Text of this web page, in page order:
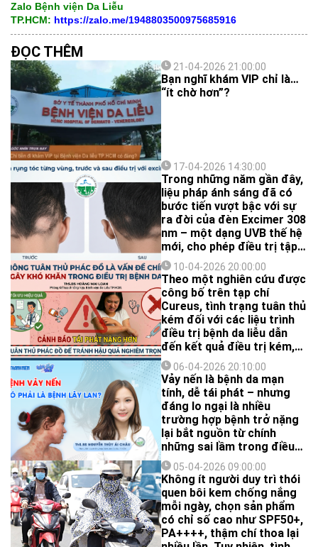
Zalo Bệnh viện Da Liễu
TP.HCM: https://zalo.me/1948803500975685916
ĐỌC THÊM
21-04-2026 21:00:00
Bạn nghĩ khám VIP chỉ là…
“ít chờ hơn”?
17-04-2026 14:30:00
Trong những năm gần đây,
liệu pháp ánh sáng đã có
bước tiến vượt bậc với sự
ra đời của đèn Excimer 308
nm – một dạng UVB thế hệ
mới, cho phép điều trị tập
trung chính xác vào vùng
da bệnh, nâng cao hiệu quả
và hạn chế tác dụng phụ.
10-04-2026 20:00:00
Theo một nghiên cứu được
công bố trên tạp chí
Cureus, tình trạng tuân thủ
kém đối với các liệu trình
điều trị bệnh da liễu dẫn
đến kết quả điều trị kém,
điều trị không hiệu quả và
giảm chất lượng cuộc sống
của người bệnh.
06-04-2026 20:10:00
Vảy nến là bệnh da mạn
tính, dễ tái phát – nhưng
đáng lo ngại là nhiều
trường hợp bệnh trở nặng
lại bắt nguồn từ chính
những sai lầm trong điều
trị hằng ngày.
05-04-2026 09:00:00
Không ít người duy trì thói
quen bôi kem chống nắng
mỗi ngày, chọn sản phẩm
có chỉ số cao như SPF50+,
PA++++, thậm chí thoa lại